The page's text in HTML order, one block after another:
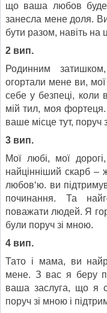
що ваша любов буде
занесла мене доля.
бути разом, навіть на
2 вип.
Родинним
огортали мене ви,
себе у безпеці, коли
мій тил, моя
ваше місце тут, поруч
3 вип.
Мої любі, мої
найцінніший скарб –
любов‘ю. ви
починання. Та
поважати людей. Я
були поруч зі мною.
4 вип.
Тато і мама, ви
мене. З вас я беру
ваша заслуга, що я
поруч зі мною і